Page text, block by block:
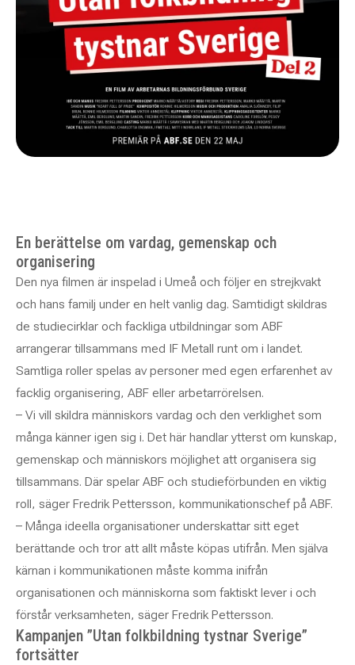
En berättelse om vardag, gemenskap och
organisering
Den nya filmen är inspelad i Umeå och följer en strejkvakt
och hans familj under en helt vanlig dag. Samtidigt skildras
de studiecirklar och fackliga utbildningar som ABF
arrangerar tillsammans med IF Metall runt om i landet.
Samtliga roller spelas av personer med egen erfarenhet av
facklig organisering, ABF eller arbetarrörelsen.
– Vi vill skildra människors vardag och den verklighet som
många känner igen sig i. Det här handlar ytterst om kunskap,
gemenskap och människors möjlighet att organisera sig
tillsammans. Där spelar ABF och studieförbunden en viktig
roll, säger Fredrik Pettersson, kommunikationschef på ABF.
– Många ideella organisationer underskattar sitt eget
berättande och tror att allt måste köpas utifrån. Men själva
kärnan i kommunikationen måste komma inifrån
organisationen och människorna som faktiskt lever i och
förstår verksamheten, säger Fredrik Pettersson.
Kampanjen ”Utan folkbildning tystnar Sverige”
fortsätter